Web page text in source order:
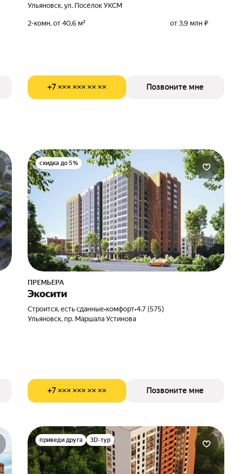
Ульяновск, ул. Посёлок УКСМ
2-комн. от 40,6 м² от 3,9 млн ₽
+7 ××× ××× ×× ×× Позвоните мне
скидка до 5%
ПРЕМЬЕРА
Экосити
Строится, есть сданные•комфорт•4.7 (575)
Ульяновск, пр. Маршала Устинова
+7 ××× ××× ×× ×× Позвоните мне
приведи друга 3D-тур